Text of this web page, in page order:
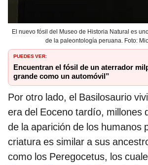
El nuevo fósil del Museo de Historia Natural es
de la paleontología peruana. Foto:
PUEDES VER:
Encuentran el fósil de un aterrador
grande como un automóvil”
Por otro lado, el Basilosaurio
era del Eoceno tardío, millones
de la aparición de los humanos
criatura es similar a sus
como los Peregocetus, los